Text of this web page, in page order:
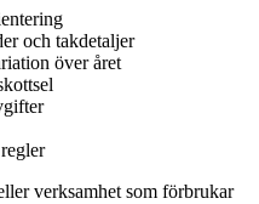
och takdetaljer
över året
verksamhet som förbrukar